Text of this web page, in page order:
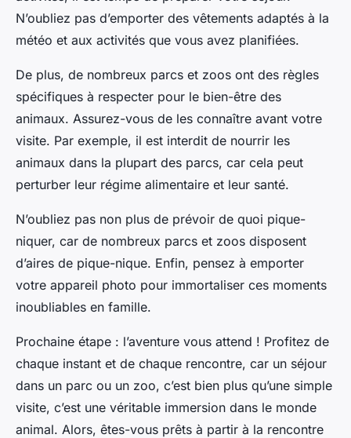
N’oubliez pas d’emporter des vêtements adaptés à la
météo et aux activités que vous avez planifiées.
De plus, de nombreux parcs et zoos ont des règles
spécifiques à respecter pour le bien-être des
animaux. Assurez-vous de les connaître avant votre
visite. Par exemple, il est interdit de nourrir les
animaux dans la plupart des parcs, car cela peut
perturber leur régime alimentaire et leur santé.
N’oubliez pas non plus de prévoir de quoi pique-
niquer, car de nombreux parcs et zoos disposent
d’aires de pique-nique. Enfin, pensez à emporter
votre appareil photo pour immortaliser ces moments
inoubliables en famille.
Prochaine étape : l’aventure vous attend ! Profitez de
chaque instant et de chaque rencontre, car un séjour
dans un parc ou un zoo, c’est bien plus qu’une simple
visite, c’est une véritable immersion dans le monde
animal. Alors, êtes-vous prêts à partir à la rencontre